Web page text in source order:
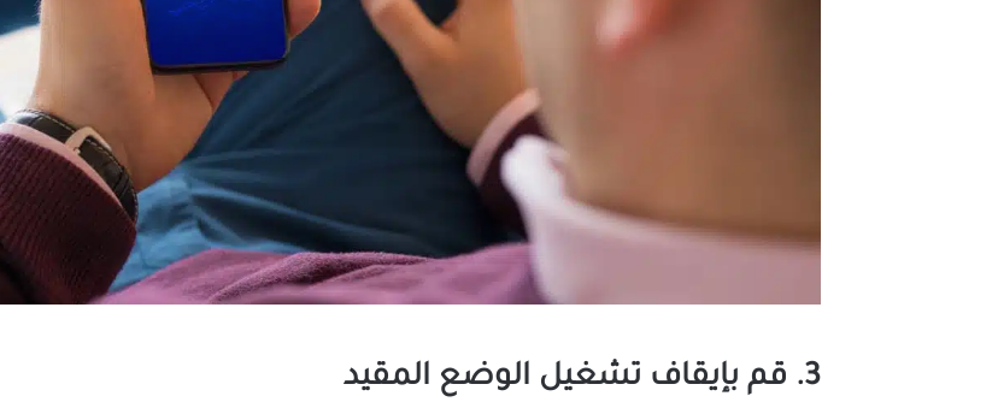
3. قم بإيقاف تشغيل الوضع المقيد